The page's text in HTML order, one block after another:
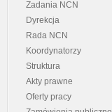
Zadania NCN
Dyrekcja
Rada NCN
Koordynatorzy
Struktura
Akty prawne
Oferty pracy